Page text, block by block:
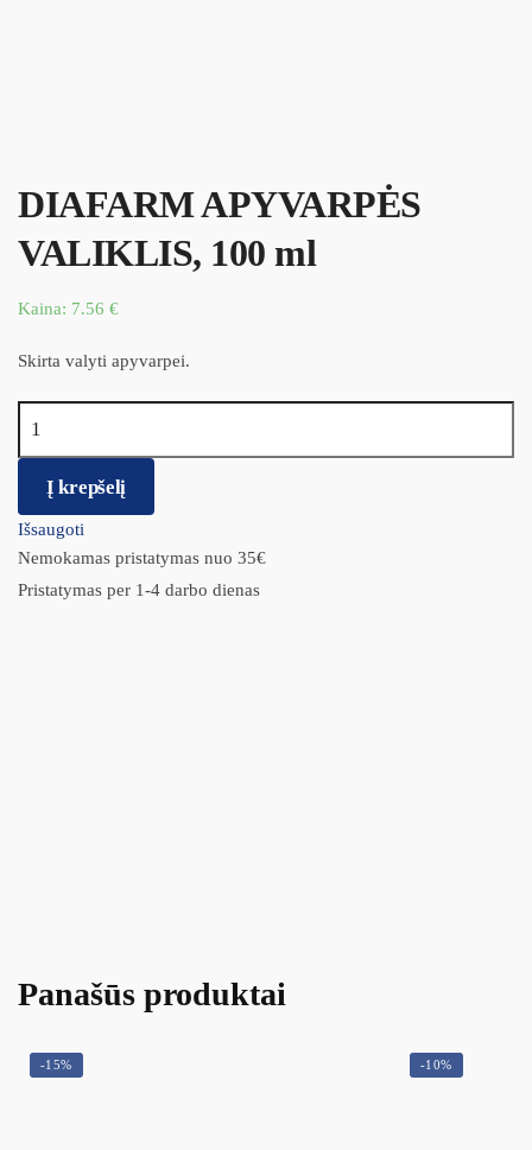
DIAFARM APYVARPĖS
VALIKLIS, 100 ml
Kaina: 7.56 €
Skirta valyti apyvarpei.
Į krepšelį
Išsaugoti
Nemokamas pristatymas nuo 35€
Pristatymas per 1-4 darbo dienas
Panašūs produktai
-15% -10%